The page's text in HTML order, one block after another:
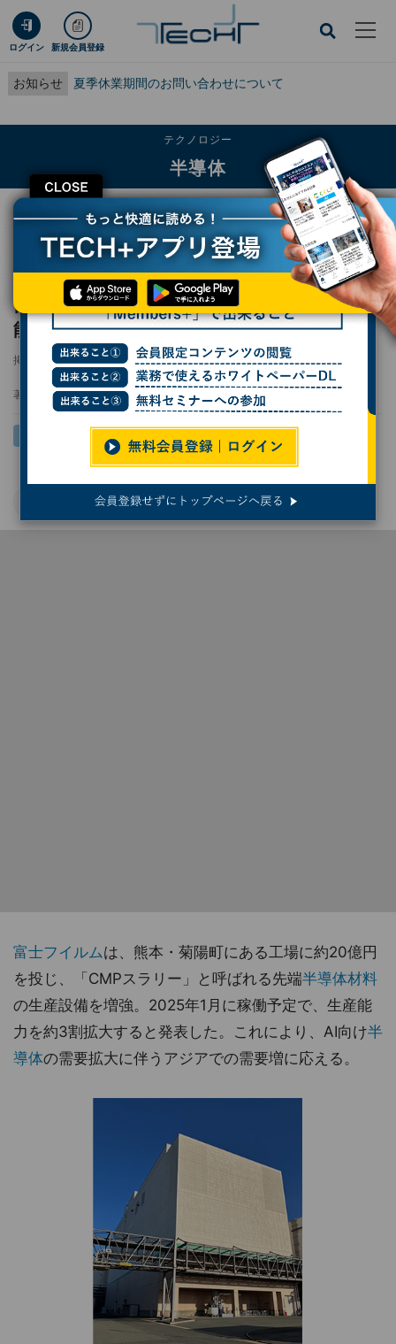
ログイン 新規会員登録
お知らせ 夏季休業期間のお問い合わせについて
CLOSE
テクノロジー
半導体
TECH+ テクノロジー
半導体
富士フイルム、熊本工場のCMPスラリー生産能力を3割増強。AI半導体の需要増
富士フイルム、熊本工場のCMPスラリー生産
能力を3割増強。AI半導体の需要増受け
掲載日 2024/12/06 21:05
著者： 庄司亮一
半導体材料 AI半導体 富士フイルム
富士フイルムは、熊本・菊陽町にある工場に約20億円
を投じ、「CMPスラリー」と呼ばれる先端半導体材料
の生産設備を増強。2025年1月に稼働予定で、生産能
力を約3割拡大すると発表した。これにより、AI向け半
導体の需要拡大に伴うアジアでの需要増に応える。